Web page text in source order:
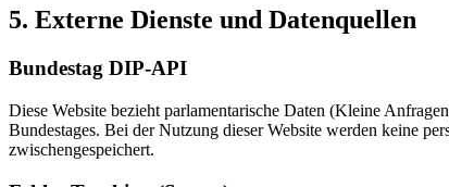
5. Externe Dienste und Datenquellen
Bundestag DIP-API
Diese Website bezieht parlamentarische Daten (Kleine
Bundestages. Bei der Nutzung dieser Website werden keine
zwischengespeichert.